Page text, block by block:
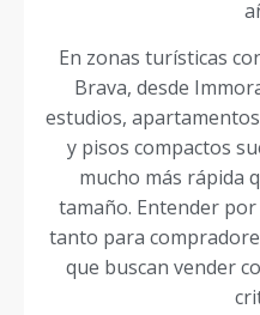
En zonas turísticas
Brava, desde
estudios,
y pisos compactos
mucho más rápida
tamaño. Entender
tanto para
que buscan vender